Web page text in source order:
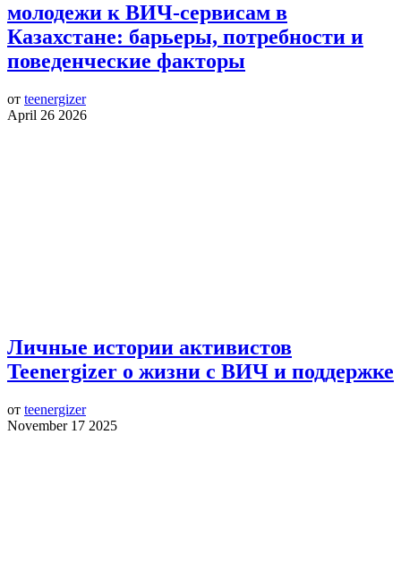
молодежи к ВИЧ-сервисам в
Казахстане: барьеры, потребности и
поведенческие факторы
от teenergizer
April 26 2026
Личные истории активистов
Teenergizer о жизни с ВИЧ и поддержке
от teenergizer
November 17 2025